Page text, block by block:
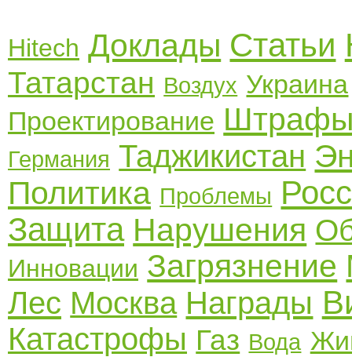
Hitech Доклады Статьи
Татарстан Воздух Украина
Проектирование
Германия Таджикистан
Политика Проблемы
Защита Нарушения
Инновации Загрязнение
Лес Москва Награды
Катастрофы Газ Вода